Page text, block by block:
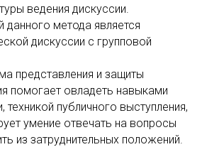
ведения дискуссии.
данного метода является
дискуссии с групповой
представления и защиты
помогает овладеть навыками
публичного выступления,
умение отвечать на вопросы
из затруднительных положений.